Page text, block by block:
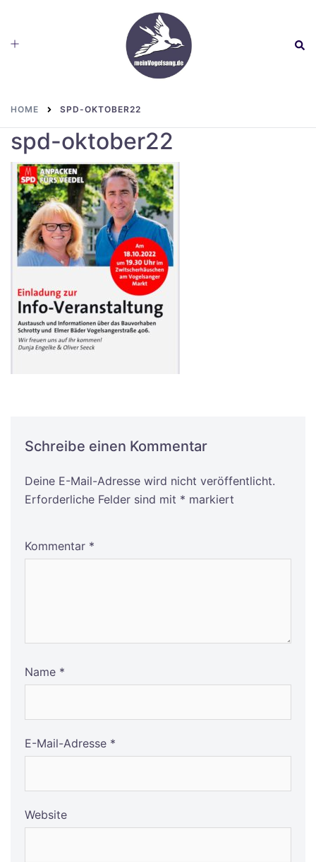
content
Toggle
HOME SPD-OKTOBER22
spd-oktober22
Schreibe einen Kommentar
Deine E-Mail-Adresse wird nicht veröffentlicht.
Erforderliche Felder sind mit * markiert
Kommentar *
Name *
E-Mail-Adresse *
Website
Alternative: